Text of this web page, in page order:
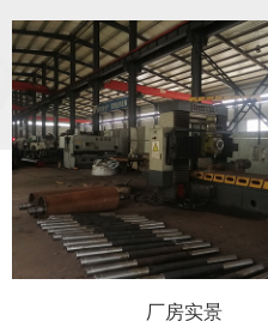
厂房实景